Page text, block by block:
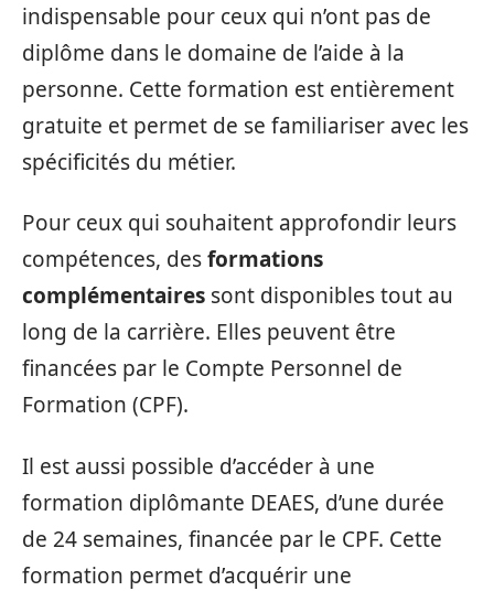
indispensable pour ceux qui n’ont pas de
diplôme dans le domaine de l’aide à la
personne. Cette formation est entièrement
gratuite et permet de se familiariser avec les
spécificités du métier.
Pour ceux qui souhaitent approfondir leurs
compétences, desformations
complémentaires sont disponibles tout au
long de la carrière. Elles peuvent être
financées par le Compte Personnel de
Formation (CPF).
Il est aussi possible d’accéder à une
formation diplômante DEAES, d’une durée
de 24 semaines, financée par le CPF. Cette
formation permet d’acquérir une